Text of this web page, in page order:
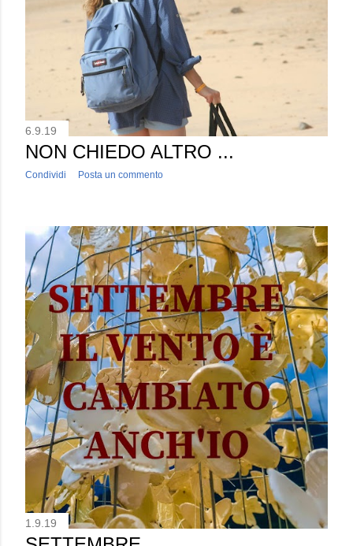
6.9.19
NON CHIEDO ALTRO ...
Condividi Posta un commento
1.9.19